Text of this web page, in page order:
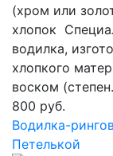
(хром или
хлопок
водилка,
хлопкого
воском
800 руб.
Водилка-
Петелькой